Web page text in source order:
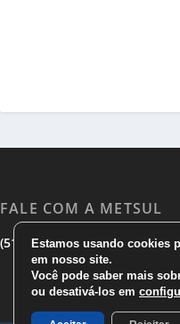
FALE COM A METSUL
(51) 3533 1983|(51)3785
Estamos usando cookies
em nosso site.
Você pode saber mais
ou desativá-los em